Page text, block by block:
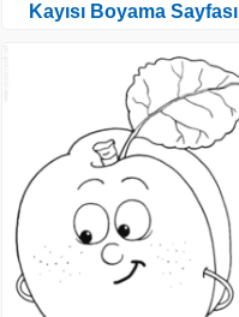
Kayısı Boyama Sayfası